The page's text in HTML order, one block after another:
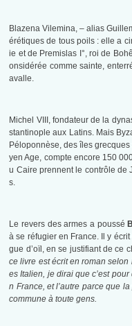
Blazena Vilemina, – alias
érétiques de tous poils : elle a
ie et de Premislas I°, roi de
onsidérée comme sainte,
avalle.
Michel VIII, fondateur de la
stantinople aux Latins. Mais
Péloponnèse, des îles
yen Age, compte encore 150
u Caire prennent le contrôle de
s.
Le revers des armes a poussé
à se réfugier en France. Il y écrit
gue d’oïl, en se justifiant de ce
ce livre est écrit en roman
es Italien, je dirai que c’est
n France, et l’autre parce que
commune à toute gens.